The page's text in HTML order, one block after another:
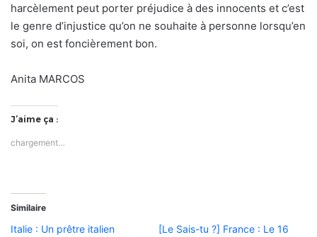
harcèlement peut porter préjudice à des innocents et c’est
le genre d’injustice qu’on ne souhaite à personne lorsqu’en
soi, on est foncièrement bon.
Anita MARCOS
J’aime ça :
chargement…
Similaire
Italie : Un prêtre italien
[Le Sais-tu ?] France : Le 16